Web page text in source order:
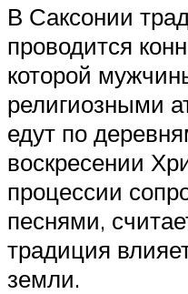
В Саксонии
проводится
которой
религиозными
едут по
воскресении
процессии
песнями,
традиция
земли.